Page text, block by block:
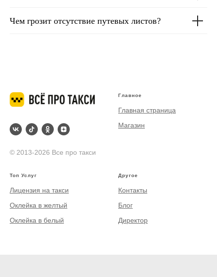
Чем грозит отсутствие путевых листов?
© 2013-2026 Все про такси
Главное
Главная страница
Магазин
Топ Услуг
Лицензия на такси
Оклейка в желтый
Оклейка в белый
Другое
Контакты
Блог
Директор